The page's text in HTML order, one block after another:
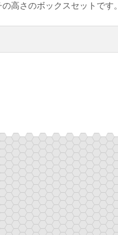
高さのボックスセットです。